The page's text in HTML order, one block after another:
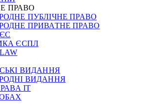
ПРАВО
ПУБЛІЧНЕ ПРАВО
ПРИВАТНЕ ПРАВО
ЄСПЛ
ВИДАННЯ
ВИДАННЯ
ІТ